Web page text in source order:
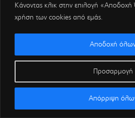
Κάνοντας κλικ στην επιλογή «Αποδοχή
χρήση των cookies από εμάς.
Προσαρμογή
Απόρριψη
Αποδοχή